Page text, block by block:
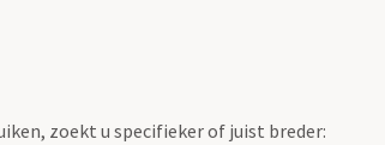
zoekt u specifieker of juist breder: